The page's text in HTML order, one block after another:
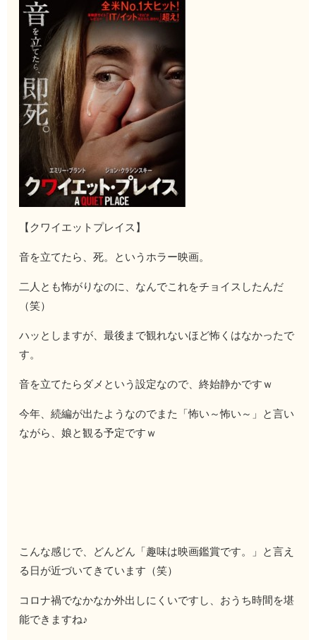
【クワイエットプレイス】
音を立てたら、死。というホラー映画。
二人とも怖がりなのに、なんでこれをチョイスしたんだ
（笑）
ハッとしますが、最後まで観れないほど怖くはなかったで
す。
音を立てたらダメという設定なので、終始静かですｗ
今年、続編が出たようなのでまた「怖い～怖い～」と言い
ながら、娘と観る予定ですｗ
こんな感じで、どんどん「趣味は映画鑑賞です。」と言え
る日が近づいてきています（笑）
コロナ禍でなかなか外出しにくいですし、おうち時間を堪
能できますね♪